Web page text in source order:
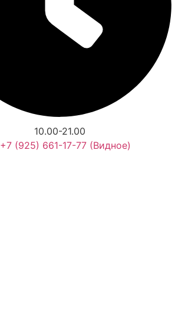
10.00-21.00
+7 (925) 661-17-77 (Видное)